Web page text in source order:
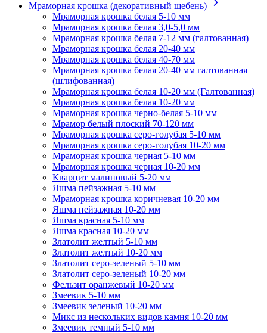
Мраморная крошка (декоративный щебень)
Мраморная крошка белая 5-10 мм
Мраморная крошка белая 3,0-5,0 мм
Мраморная крошка белая 7-12 мм (галтованная)
Мраморная крошка белая 20-40 мм
Мраморная крошка белая 40-70 мм
Мраморная крошка белая 20-40 мм галтованная
(шлифованная)
Мраморная крошка белая 10-20 мм (Галтованная)
Мраморная крошка белая 10-20 мм
Мраморная крошка черно-белая 5-10 мм
Мрамор белый плоский 70-120 мм
Мраморная крошка серо-голубая 5-10 мм
Мраморная крошка серо-голубая 10-20 мм
Мраморная крошка черная 5-10 мм
Мраморная крошка черная 10-20 мм
Кварцит малиновый 5-20 мм
Яшма пейзажная 5-10 мм
Мраморная крошка коричневая 10-20 мм
Яшма пейзажная 10-20 мм
Яшма красная 5-10 мм
Яшма красная 10-20 мм
Златолит желтый 5-10 мм
Златолит желтый 10-20 мм
Златолит серо-зеленый 5-10 мм
Златолит серо-зеленый 10-20 мм
Фельзит оранжевый 10-20 мм
Змеевик 5-10 мм
Змеевик зеленый 10-20 мм
Микс из нескольких видов камня 10-20 мм
Змеевик темный 5-10 мм